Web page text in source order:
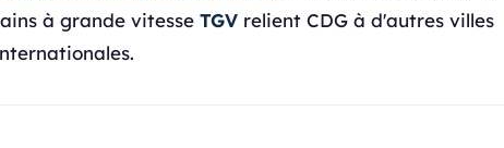
à grande vitesse TGV relient CDG à d'autres villes